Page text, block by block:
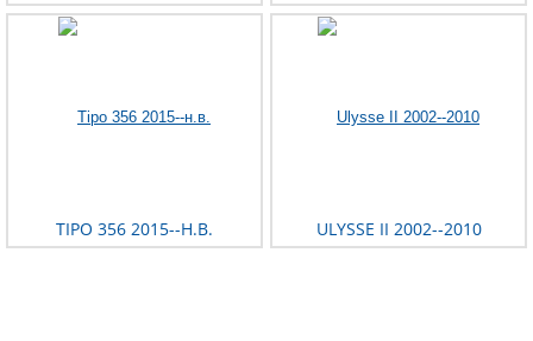
TIPO 356 2015--Н.В. ULYSSE II 2002--2010